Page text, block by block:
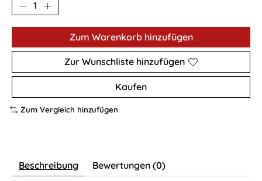
Zum Warenkorb hinzufügen
Zur Wunschliste hinzufügen
Kaufen
Zum Vergleich hinzufügen
Beschreibung Bewertungen (0)